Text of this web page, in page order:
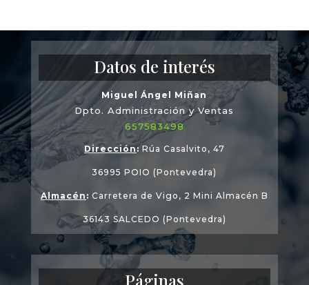
Datos de interés
Miguel Ángel Miñan
Dpto. Administración y Ventas
657583498
Dirección:Rúa Casalvito, 47
36995 POIO (Pontevedra)
Almacén : Carretera de Vigo, 2 Mini Almacén B
36143 SALCEDO (Pontevedra)
Páginas